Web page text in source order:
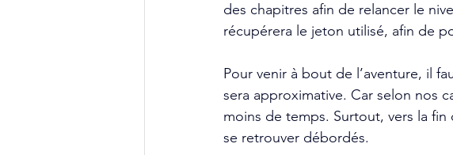
des chapitres afin de relancer le
récupérera le jeton utilisé, afin de
Pour venir à bout de l’aventure, il
sera approximative. Car selon nos
moins de temps. Surtout, vers la fin
se retrouver débordés.